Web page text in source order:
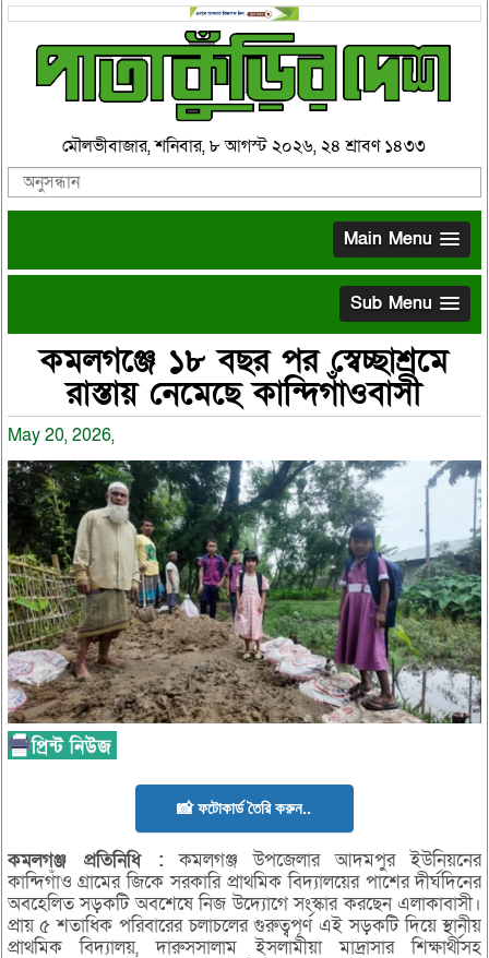
মৌলভীবাজার, শনিবার, ৮ আগস্ট ২০২৬, ২৪ শ্রাবণ ১৪৩৩
Main Menu
Sub Menu
কমলগঞ্জে ১৮ বছর পর স্বেচ্ছাশ্রমে
রাস্তায় নেমেছে কান্দিগাঁওবাসী
May 20, 2026,
📸 ফটোকার্ড তৈরি করুন..
কমলগঞ্জ প্রতিনিধি : কমলগঞ্জ উপজেলার আদমপুর ইউনিয়নের
কান্দিগাঁও গ্রামের জিকে সরকারি প্রাথমিক বিদ্যালয়ের পাশের দীর্ঘদিনের
অবহেলিত সড়কটি অবশেষে নিজ উদ্যোগে সংস্কার করছেন এলাকাবাসী।
প্রায় ৫ শতাধিক পরিবারের চলাচলের গুরুত্বপূর্ণ এই সড়কটি দিয়ে স্থানীয়
প্রাথমিক বিদ্যালয়, দারুসসালাম ইসলামীয়া মাদ্রাসার শিক্ষার্থীসহ